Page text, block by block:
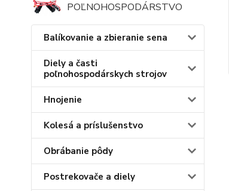
POĽNOHOSPODÁRSTVO
Balíkovanie a zbieranie sena
Diely a časti
poľnohospodárskych strojov
Hnojenie
Kolesá a príslušenstvo
Obrábanie pôdy
Postrekovače a diely